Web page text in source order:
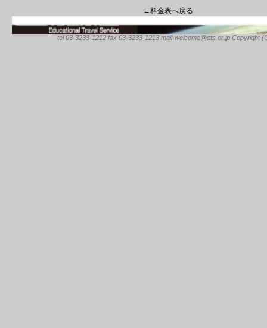
←料金表へ戻る
tel 03-3233-1212 fax 03-3233-1213 mail-welcome@ets.or.jp Copyright